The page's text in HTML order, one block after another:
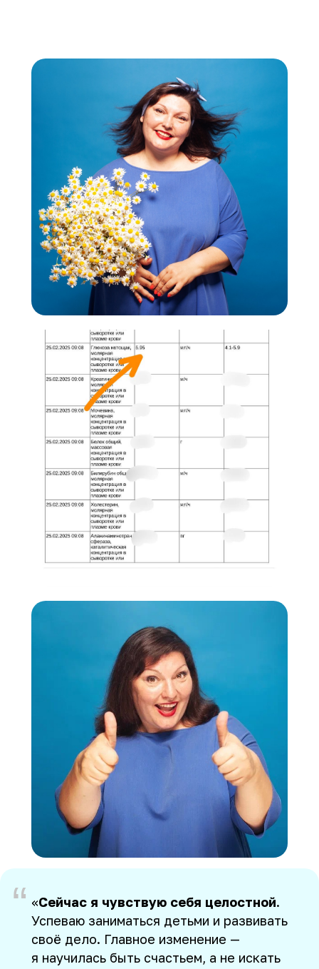
“ «Сейчас я чувствую себя целостной.
Успеваю заниматься детьми и развивать
своё дело. Главное изменение —
я научилась быть счастьем, а не искать
Артериальное давление
Головная боль
за 11 минут
за 5 минут
От давления и зажатости
к спокойной уверенности
От постоянной головной боли к силе
внутреннего бульдозера
Сдавливание в груди
Боль в суставах
за 11 минут
за 16 минут
От контроля и боли к теплу свободы
и радости